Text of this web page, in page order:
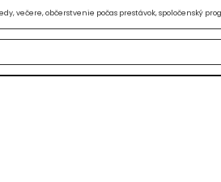
večere, občerstvenie počas prestávok, spoločenský